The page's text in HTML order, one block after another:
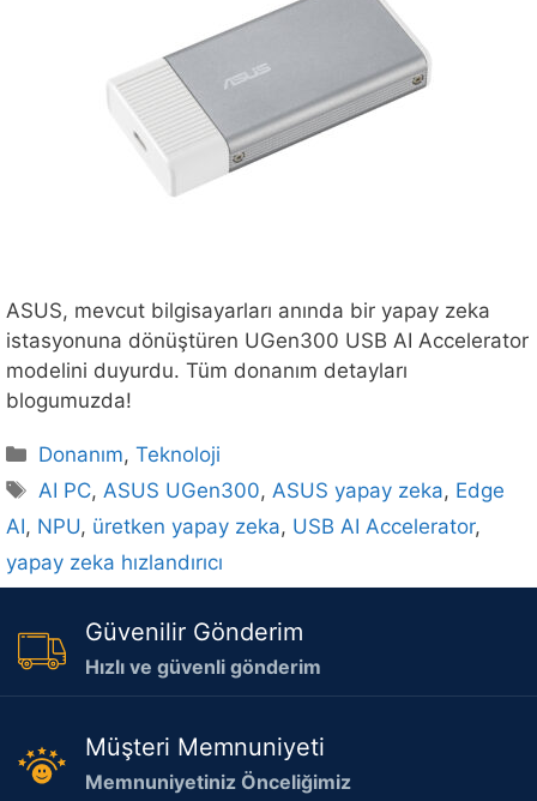
ASUS, mevcut bilgisayarları anında bir yapay zeka
istasyonuna dönüştüren UGen300 USB AI Accelerator
modelini duyurdu. Tüm donanım detayları
blogumuzda!
Kategoriler
Donanım,Teknoloji
Etiketler
AI PC,ASUS UGen300,ASUS yapay zeka, Edge
AI, NPU, üretken yapay zeka, USB AI Accelerator,
yapay zeka hızlandırıcı
Güvenilir Gönderim
Hızlı ve güvenli gönderim
Müşteri Memnuniyeti
Memnuniyetiniz Önceliğimiz